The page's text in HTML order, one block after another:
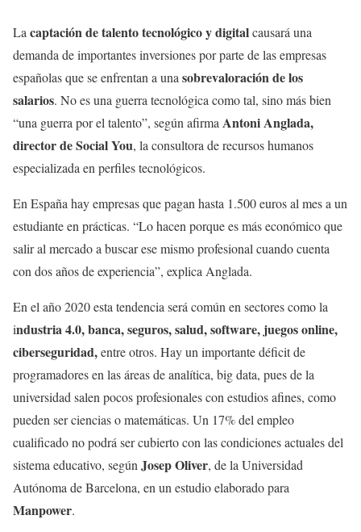
La captación de talento tecnológico y digitalcausará una
demanda de importantes inversiones por parte de las empresas
españolas que se enfrentan a una sobrevaloración de los
salarios. No es una guerra tecnológica como tal, sino más bien
“una guerra por el talento”, según afirma Antoni Anglada,
director de Social You, la consultora de recursos humanos
especializada en perfiles tecnológicos.
En España hay empresas que pagan hasta 1.500 euros al mes a un
estudiante en prácticas. “Lo hacen porque es más económico que
salir al mercado a buscar ese mismo profesional cuando cuenta
con dos años de experiencia”, explica Anglada.
En el año 2020 esta tendencia será común en sectores como la
industria 4.0, banca, seguros, salud, software, juegos online,
ciberseguridad,entre otros. Hay un importante déficit de
programadores en las áreas de analítica, big data, pues de la
universidad salen pocos profesionales con estudios afines, como
pueden ser ciencias o matemáticas. Un 17% del empleo
cualificado no podrá ser cubierto con las condiciones actuales del
sistema educativo, según Josep Oliver, de la Universidad
Autónoma de Barcelona, en un estudio elaborado para
Manpower.